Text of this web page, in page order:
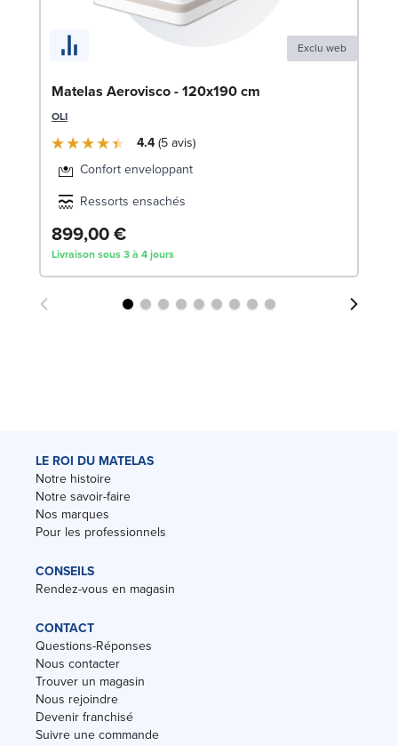
Exclu web
Matelas Aerovisco - 120x190 cm
OLI
4.4 5avis
Confort enveloppant
Ressorts ensachés
899,00 €
Livraison sous 3 à 4 jours
LE ROI DU MATELAS
Notre histoire
Notre savoir-faire
Nos marques
Pour les professionnels
CONSEILS
Rendez-vous en magasin
CONTACT
Questions-Réponses
Nous contacter
Trouver un magasin
Nous rejoindre
Devenir franchisé
Suivre une commande